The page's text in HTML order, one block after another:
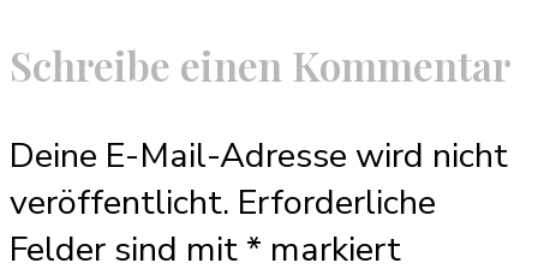
Schreibe einen Kommentar
Deine E-Mail-Adresse wird nicht
veröffentlicht. Erforderliche
Felder sind mit * markiert